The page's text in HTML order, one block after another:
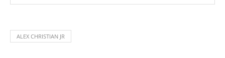
ALEX CHRISTIAN JR